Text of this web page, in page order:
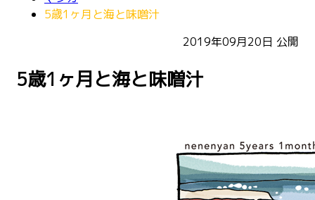
5歳1ヶ月と海と味噌汁
2019年09月20日 公開
5歳1ヶ月と海と味噌汁